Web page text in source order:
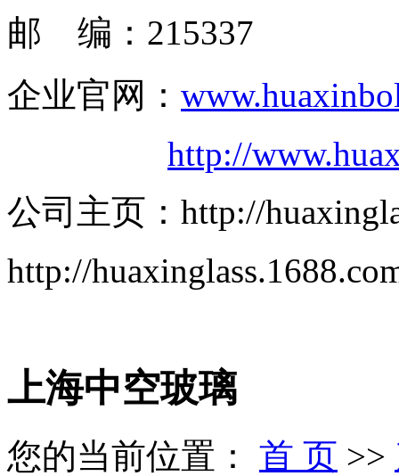
邮 编：215337
企业官网：
http://
公司主页：http://
http://
上海中空玻璃
您的当前位置： 首 页 >>